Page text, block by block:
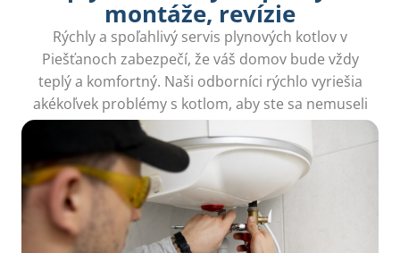
montáže, revízie
Rýchly a spoľahlivý servis plynových kotlov v
Piešťanoch zabezpečí, že váš domov bude vždy
teplý a komfortný. Naši odborníci rýchlo vyriešia
akékoľvek problémy s kotlom, aby ste sa nemuseli
obávať.